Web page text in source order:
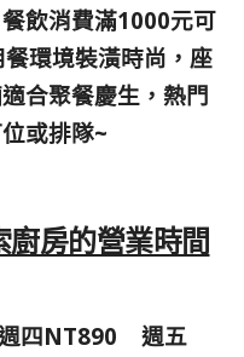
飲消費滿1000元可
餐環境裝潢時尚，座
合聚餐慶生，熱門
或排隊~
廚房的營業時間
四NT890 週五